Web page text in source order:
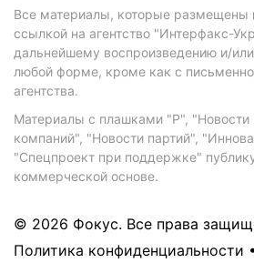
Все материалы, которые размещены
ссылкой на агентство "Интерфакс-
дальнейшему воспроизведению и/
любой форме, кроме как с
агентства.
Материалы с плашками "Р", "Новости
компаний", "Новости партий",
"Спецпроект при поддержке"
коммерческой основе.
© 2026 Фокус. Все права
Политика конфиденциальности •